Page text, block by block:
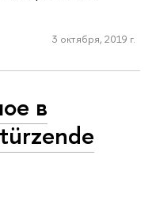
3 октября, 2019 г.
в